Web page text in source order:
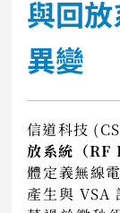
與回
異變
信道科技
放系統（
體定義無線
產生與 VSA